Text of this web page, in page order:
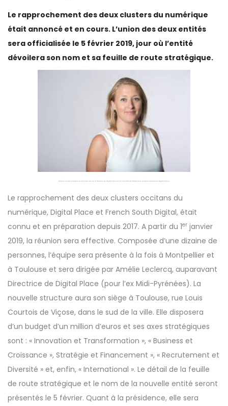
Le rapprochement des deux clusters du numérique
était annoncé et en cours. L’union des deux entités
sera officialisée le 5 février 2019, jour où l’entité
dévoilera son nom et sa feuille de route stratégique.
Amélie Leclercq dirigera la structure née de la Réunion de Digital Place et de FrenchSouth.Digital (elle dirigeait auparavant Digital Place).
Le rapprochement des deux clusters occitans du
numérique, Digital Place et French South Digital, était
connu et en préparation depuis 2017. A partir du 1er janvier
2019, la réunion sera effective. Composée d’une dizaine de
personnes, l’équipe sera présente à la fois à Montpellier et
à Toulouse et sera dirigée par Amélie Leclercq, auparavant
Directrice de Digital Place (pour l’ex Midi-Pyrénées). La
nouvelle structure aura son siège à Toulouse, rue Louis
Courtois de Viçose, dans le sud de la ville. Elle disposera
d’un budget d’un million d’euros et ses axes stratégiques
sont : « Innovation et Transformation », « Business et
Croissance », Stratégie et Financement », « Recrutement et
Diversité » et, enfin, « International ». Le détail de la feuille
de route stratégique et le nom de la nouvelle entité seront
présentés le 5 février. Quant à la présidence, elle sera